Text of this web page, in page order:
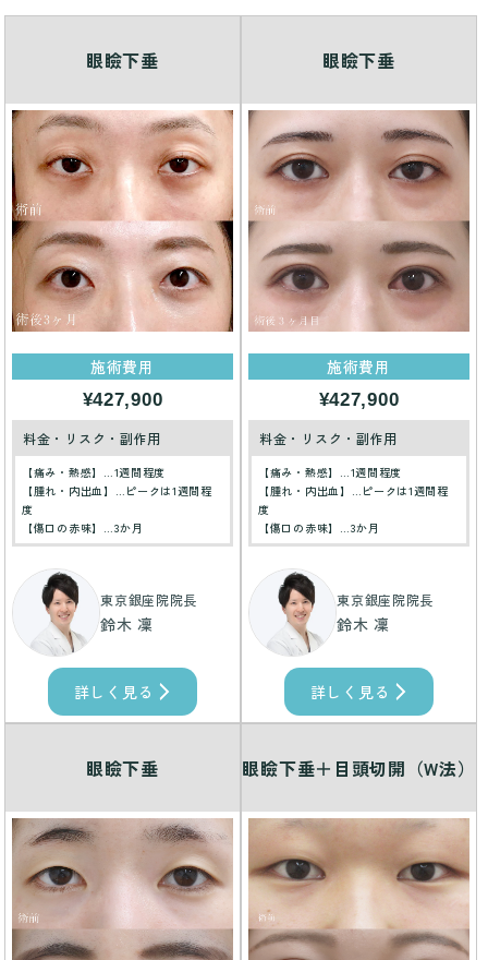
眼瞼下垂
施術費用
¥427,900
料金・リスク・副作用
【痛み・熱感】…1週間程度
【腫れ・内出血】…ピークは1週間程
度
【傷口の赤味】…3か月
東京銀座院院長
鈴木 凜
詳しく見る
眼瞼下垂
施術費用
¥427,900
料金・リスク・副作用
【痛み・熱感】…1週間程度
【腫れ・内出血】…ピークは1週間程
度
【傷口の赤味】…3か月
東京銀座院院長
鈴木 凜
詳しく見る
眼瞼下垂 眼瞼下垂＋目頭切開（W法）